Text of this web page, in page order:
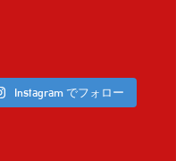
Instagram でフォロー